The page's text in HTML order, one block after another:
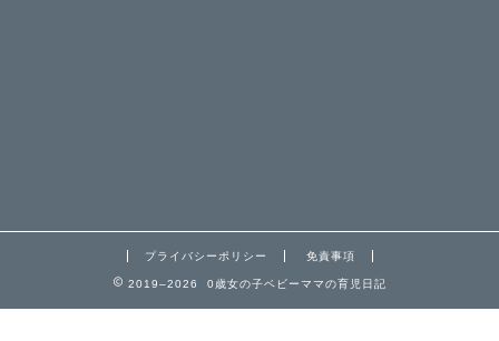
プライバシーポリシー 免責事項
2019–2026 0歳女の子ベビーママの育児日記